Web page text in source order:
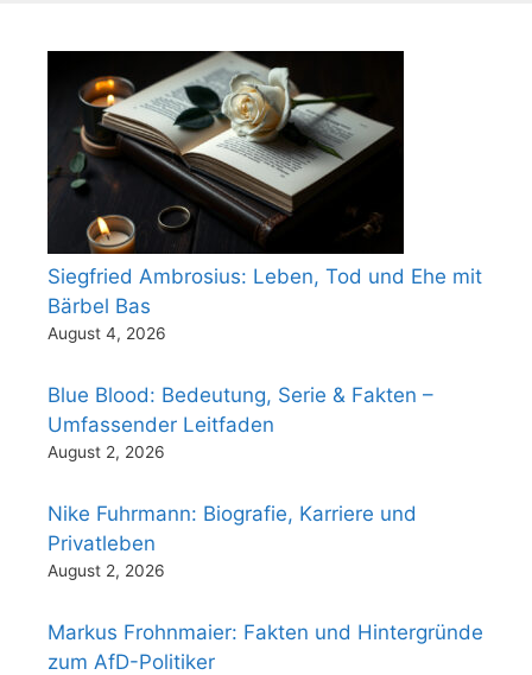
Siegfried Ambrosius: Leben, Tod und Ehe mit
Bärbel Bas
August 4, 2026
Blue Blood: Bedeutung, Serie & Fakten –
Umfassender Leitfaden
August 2, 2026
Nike Fuhrmann: Biografie, Karriere und
Privatleben
August 2, 2026
Markus Frohnmaier: Fakten und Hintergründe
zum AfD-Politiker